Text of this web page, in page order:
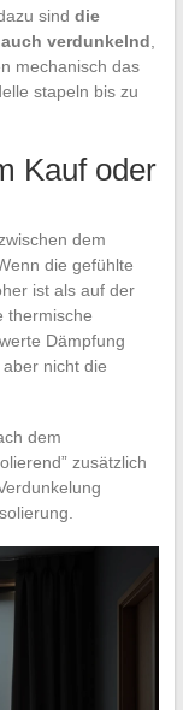
sind die
verdunkelnd
mechanisch das
stapeln bis zu
Kauf oder
dem
die gefühlte
ist als auf der
thermische
Dämpfung
nicht die
dem
zusätzlich